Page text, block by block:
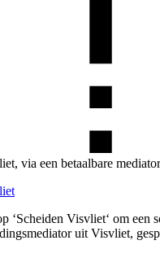
via een betaalbare
‘Scheiden Visvliet‘ om een
uit Visvliet,